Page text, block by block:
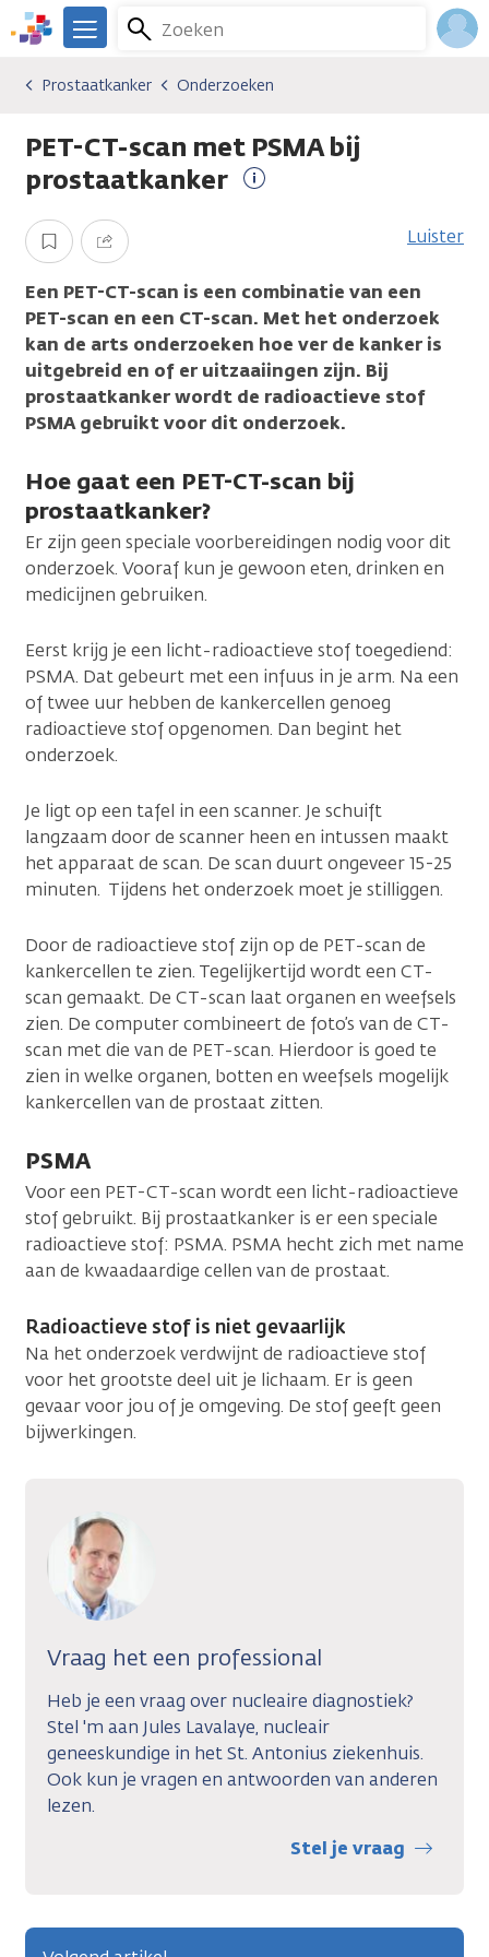
Overslaan
en
gaan
We
er
je.
Kanker.nl
Zoeken
Menu
Kankersoorten
Prostaatkanker
Onderzoeken
Prostaatkanker Onderzoeken
PET-CT-scan met PSMA bij
prostaatkanker
Opslaan Delen Luister
Een PET-CT-scan is een combinatie van een
PET-scan en een CT-scan. Met het onderzoek
kan de arts onderzoeken hoe ver de kanker is
uitgebreid en of er uitzaaiingen zijn. Bij
prostaatkanker wordt de radioactieve stof
PSMA gebruikt voor dit onderzoek.
Hoe gaat een PET-CT-scan bij
prostaatkanker?
Er zijn geen speciale voorbereidingen nodig voor dit
onderzoek. Vooraf kun je gewoon eten, drinken en
medicijnen gebruiken.
Eerst krijg je een licht-radioactieve stof toegediend:
PSMA. Dat gebeurt met een infuus in je arm. Na een
of twee uur hebben de kankercellen genoeg
radioactieve stof opgenomen. Dan begint het
onderzoek.
Je ligt op een tafel in een scanner. Je schuift
langzaam door de scanner heen en intussen maakt
het apparaat de scan. De scan duurt ongeveer 15-25
minuten. Tijdens het onderzoek moet je stilliggen.
Door de radioactieve stof zijn op de PET-scan de
kankercellen te zien. Tegelijkertijd wordt een CT-
scan gemaakt. De CT-scan laat organen en weefsels
zien. De computer combineert de foto’s van de CT-
scan met die van de PET-scan. Hierdoor is goed te
zien in welke organen, botten en weefsels mogelijk
kankercellen van de prostaat zitten.
PSMA
Voor een PET-CT-scan wordt een licht-radioactieve
stof gebruikt. Bij prostaatkanker is er een speciale
radioactieve stof: PSMA. PSMA hecht zich met name
aan de kwaadaardige cellen van de prostaat.
Radioactieve stof is niet gevaarlijk
Na het onderzoek verdwijnt de radioactieve stof
voor het grootste deel uit je lichaam. Er is geen
gevaar voor jou of je omgeving. De stof geeft geen
bijwerkingen.
Vraag het een professional
Heb je een vraag over nucleaire diagnostiek?
Stel 'm aan Jules Lavalaye, nucleair
geneeskundige in het St. Antonius ziekenhuis.
Ook kun je vragen en antwoorden van anderen
lezen.
Stel je vraag